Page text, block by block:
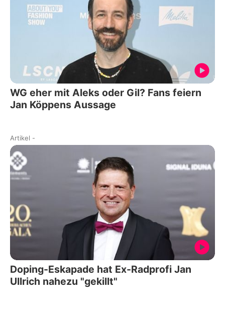
WG eher mit Aleks oder Gil? Fans feiern
Jan Köppens Aussage
Artikel -
Doping-Eskapade hat Ex-Radprofi Jan
Ullrich nahezu "gekillt"